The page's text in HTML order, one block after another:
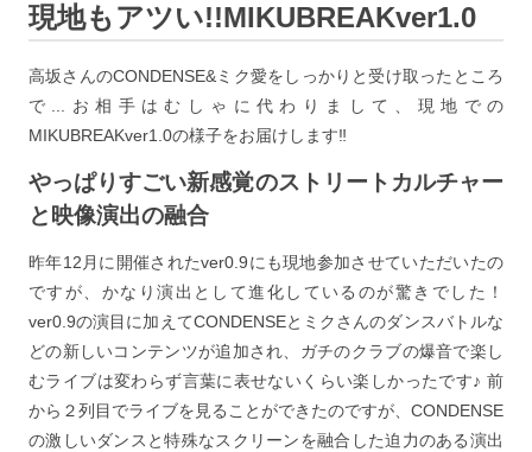
現地もアツい!!MIKUBREAKver1.0
高坂さんのCONDENSE&ミク愛をしっかりと受け取ったところ
で...お相手はむしゃに代わりまして、現地での
MIKUBREAKver1.0の様子をお届けします‼
やっぱりすごい新感覚のストリートカルチャー
と映像演出の融合
昨年12月に開催されたver0.9にも現地参加させていただいたの
ですが、かなり演出として進化しているのが驚きでした！
ver0.9の演目に加えてCONDENSEとミクさんのダンスバトルな
どの新しいコンテンツが追加され、ガチのクラブの爆音で楽し
むライブは変わらず言葉に表せないくらい楽しかったです♪ 前
から２列目でライブを見ることができたのですが、CONDENSE
の激しいダンスと特殊なスクリーンを融合した迫力のある演出